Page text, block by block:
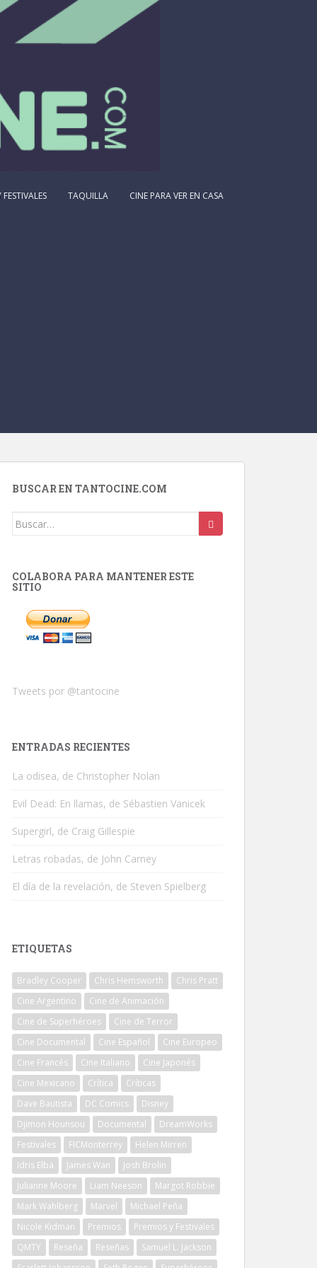
TAQUILLA CINE PARA VER EN CASA
BUSCAR EN TANTOCINE.COM
Buscar:
COLABORA PARA MANTENER ESTE
SITIO
Tweets por @tantocine
ENTRADAS RECIENTES
La odisea, de Christopher Nolan
Evil Dead: En llamas, de Sébastien Vanicek
Supergirl, de Craig Gillespie
Letras robadas, de John Carney
El día de la revelación, de Steven Spielberg
ETIQUETAS
Bradley Cooper Chris Hemsworth
Chris Pratt
Cine Argentino
Cine de Animación
Cine de Superhéroes
Cine de Terror
Cine Documental
Cine Español
Cine Europeo
Cine Francés
Cine Italiano
Cine Japonés
Cine Mexicano
Crítica
Críticas
Dave Bautista
DC Comics
Disney
Djimon Hounsou
Documental
DreamWorks
Festivales
FICMonterrey
Helen Mirren
Idris Elba
James Wan
Josh Brolin
Julianne Moore
Liam Neeson
Margot Robbie
Mark Wahlberg
Marvel
Michael Peña
Nicole Kidman
Premios
Premios y Festivales
QMTY
Reseña Reseñas
Samuel L. Jackson